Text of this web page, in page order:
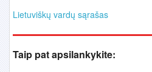
Lietuviškų vardų sąrašas
Taip pat apsilankykite: